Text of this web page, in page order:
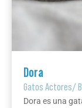
Dora
Gatos Actores/
Dora es una